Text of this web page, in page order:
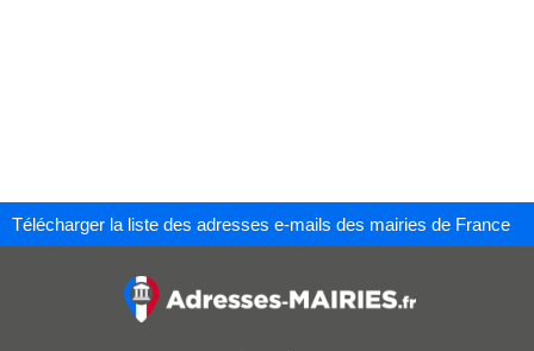
Télécharger la liste des adresses e-mails des mairies de France